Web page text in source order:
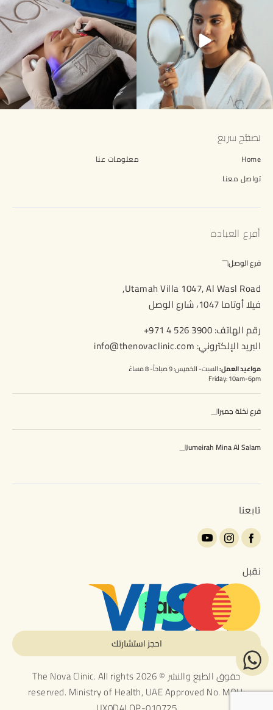
تصفُّح سريع
Home
معلومات عنا
تواصل معنا
أفرع العيادة
فرع الوصل
Utamah Villa 1047, Al Wasl Road,
فيلا أوتاما 1047، شارع الوصل
رقم الهاتف:+971 4 526 3900
البريد الإلكتروني: info@thenovaclinic.com
مواعيد العمل:السبت- الخميس: 9 صباحاً- 8 مساءً
Friday: 10am-6pm
فرع نخلة جميرا
Jumeirah Mina Al Salam
تابعنا
نقبل
احجز استشارتك
حقوق الطبع والنشر © 2026 The Nova Clinic. All rights
reserved. Ministry of Health, UAE Approved No. MOH: